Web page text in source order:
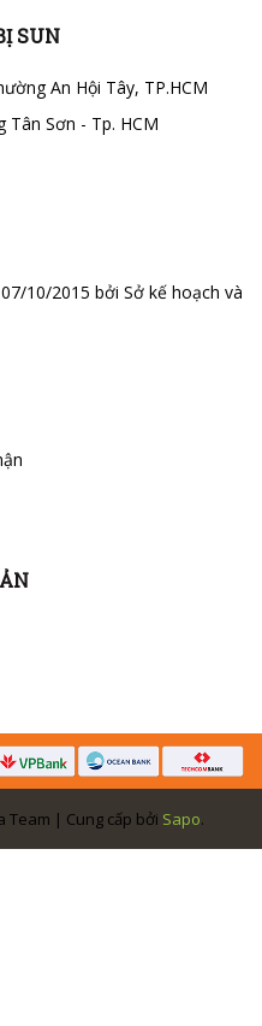
SUN
An Hội Tây, TP.HCM
Tân Sơn - Tp. HCM
10/2015 bởi Sở kế hoạch và
Team | Cung cấp bởi Sapo.